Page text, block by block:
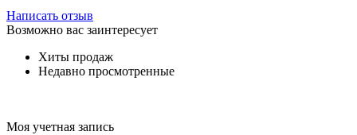
Написать отзыв
Возможно вас заинтересует
Хиты продаж
Недавно просмотренные
Моя учетная запись